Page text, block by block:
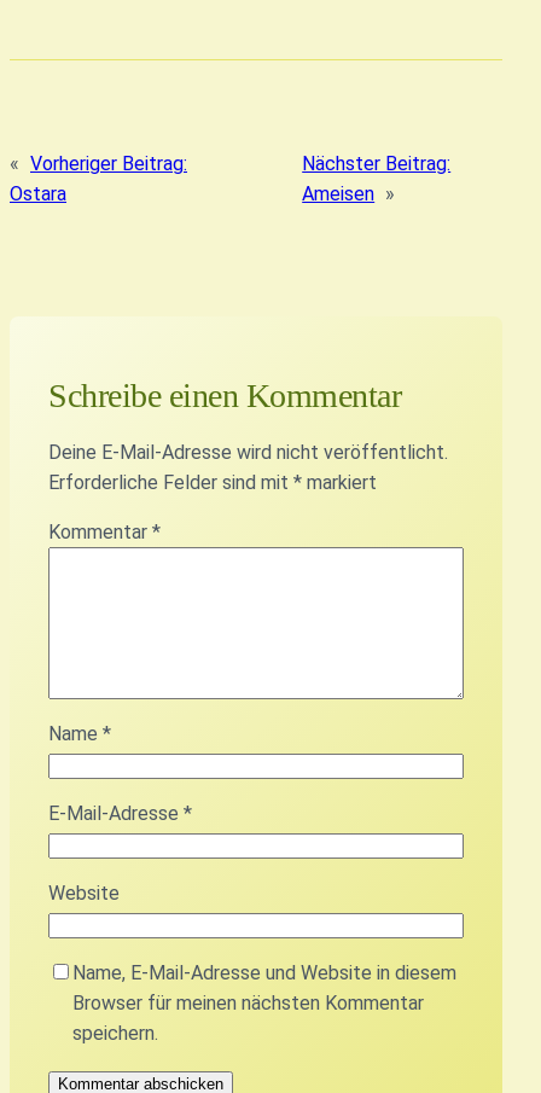
« Vorheriger Beitrag:
Ostara
Nächster Beitrag:
Ameisen »
Schreibe einen Kommentar
Deine E-Mail-Adresse wird nicht veröffentlicht.
Erforderliche Felder sind mit * markiert
Kommentar *
Name *
E-Mail-Adresse *
Website
Name, E-Mail-Adresse und Website in diesem
Browser für meinen nächsten Kommentar
speichern.